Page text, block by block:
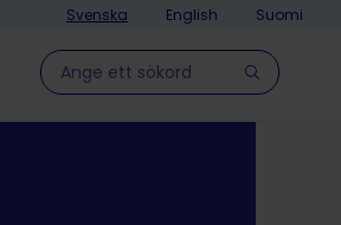
Svenska English Suomi
Hae sivulla